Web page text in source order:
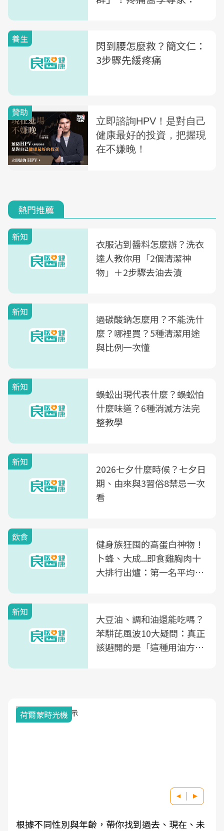
養生
閃到腰怎麼救？簡文仁：
3步驟先緩疼痛
熱門推薦
新知
衣服沾到醬料怎麼辦？洗衣
達人教你用「2個清潔神
物」＋2步驟去油去漬
新知
過碳酸鈉怎麼用？不能洗什
麼？哪裡買？5種清潔用途
與比例一次懂
新知
蜈蚣出現代表什麼？蜈蚣怕
什麼味道？6種消滅方法完
整教學
新知
2026七夕什麼時候？七夕日
期、由來與3習俗8禁忌一次
看
飲食
健身族狂囤的高蛋白神物！
卜蜂、大成...即食雞胸肉十
大排行出爐：第一名平均一
新知
大豆油、調和油還能吃嗎？
苯駢芘風波10大疑問：真正
該避開的是「這種用油方
荷爾蒙時光機
根據不同性別與年齡，帶你找到過去、現在、未